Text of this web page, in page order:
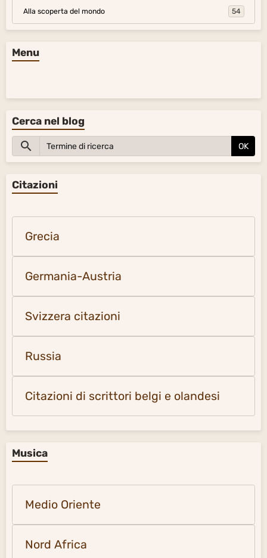
Alla scoperta del mondo 54
Menu
Cerca nel blog
OK
Citazioni
Grecia
Germania-Austria
Svizzera citazioni
Russia
Citazioni di scrittori belgi e olandesi
Musica
Medio Oriente
Nord Africa